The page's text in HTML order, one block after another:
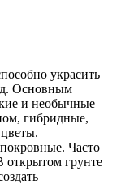
украсить
Основным
и необычные
гибридные,
Часто
открытом грунте